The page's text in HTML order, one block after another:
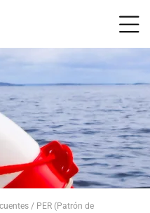
PER (Patrón de